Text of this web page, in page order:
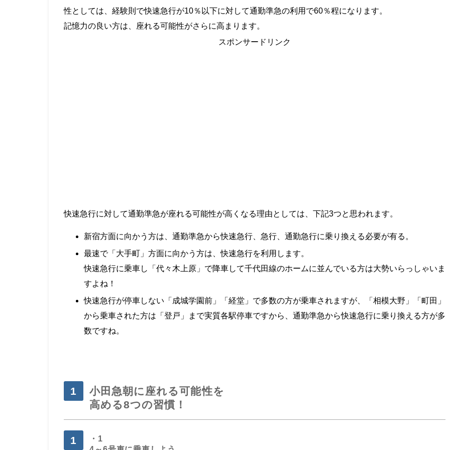
性としては、経験則で快速急行が10％以下に対して通勤準急の利用で60％程になります。
記憶力の良い方は、座れる可能性がさらに高まります。
スポンサードリンク
快速急行に対して通勤準急が座れる可能性が高くなる理由としては、下記3つと思われます。
新宿方面に向かう方は、通勤準急から快速急行、急行、通勤急行に乗り換える必要が有る。
最速で「大手町」方面に向かう方は、快速急行を利用します。
快速急行に乗車し「代々木上原」で降車して千代田線のホームに並んでいる方は大勢いらっしゃいま
すよね！
快速急行が停車しない「成城学園前」「経堂」で多数の方が乗車されますが、「相模大野」「町田」
から乗車された方は「登戸」まで実質各駅停車ですから、通勤準急から快速急行に乗り換える方が多
数ですね。
小田急朝に座れる可能性を
高める8つの習慣！
・1